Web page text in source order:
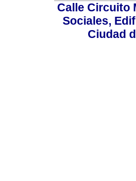
Calle Circuito
Sociales,
Ciudad